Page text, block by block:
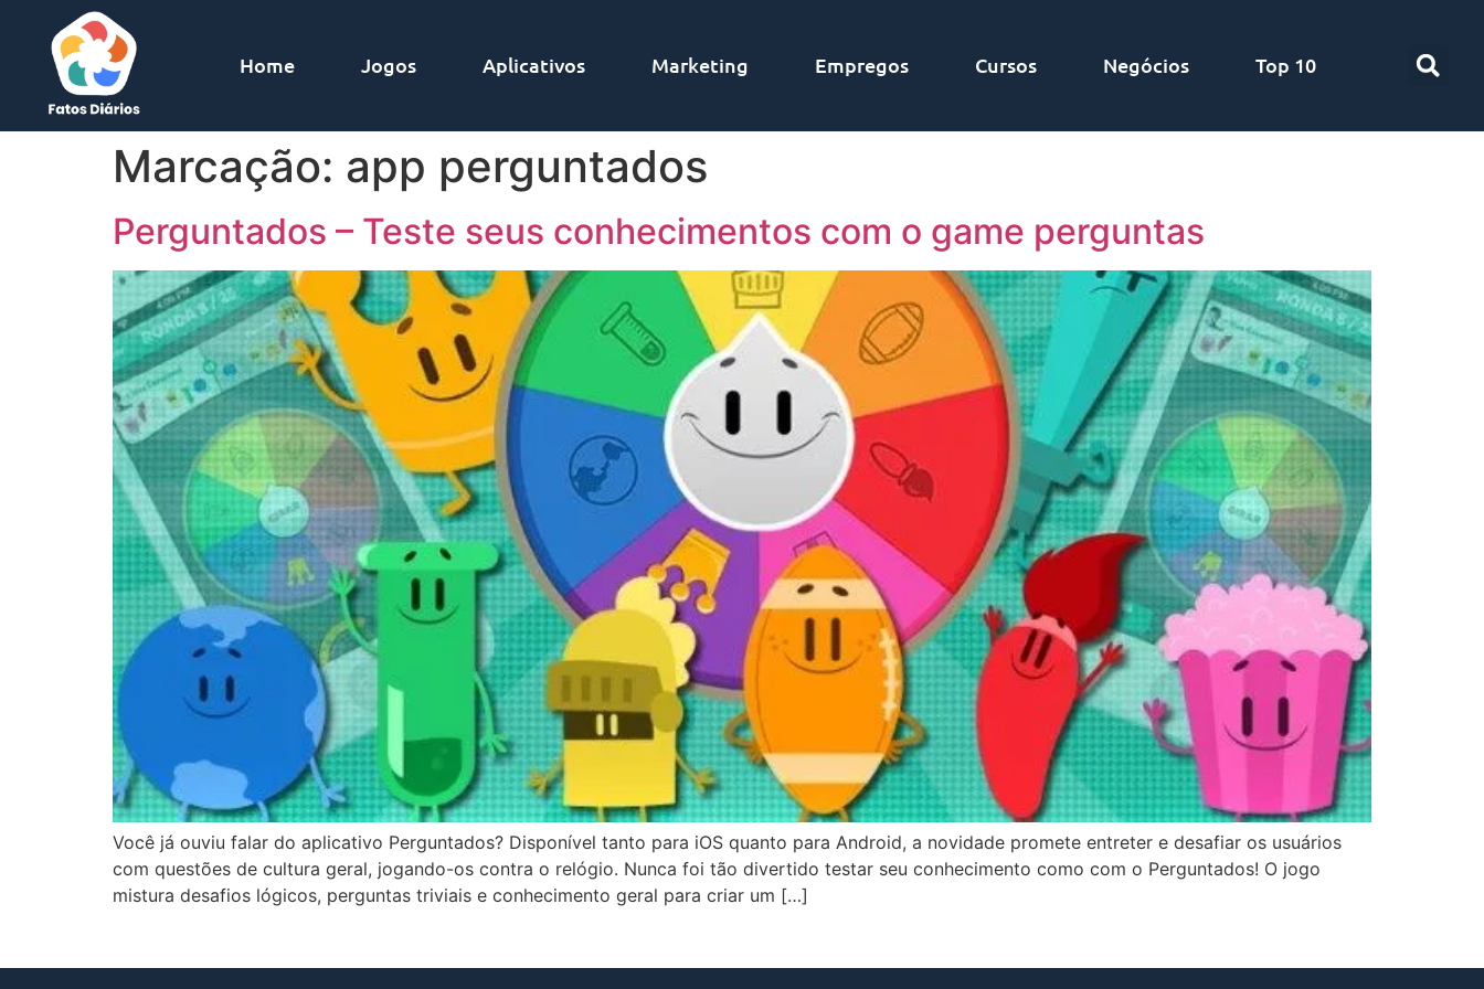
Home Jogos Aplicativos Marketing Empregos Cursos Negócios Top 10
Marcação: app perguntados
Perguntados – Teste seus conhecimentos com o game perguntas
Você já ouviu falar do aplicativo Perguntados? Disponível tanto para iOS quanto para Android, a novidade promete entreter e desafiar os usuários
com questões de cultura geral, jogando-os contra o relógio. Nunca foi tão divertido testar seu conhecimento como com o Perguntados! O jogo
mistura desafios lógicos, perguntas triviais e conhecimento geral para criar um […]